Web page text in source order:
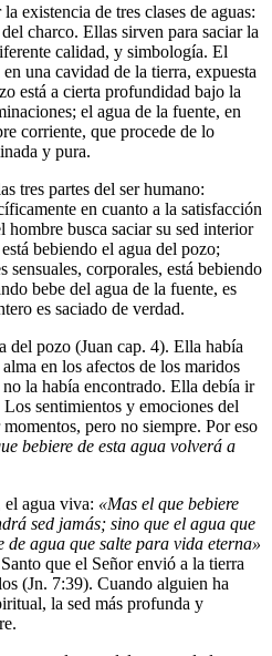
existencia de tres clases de aguas:
charco. Ellas sirven para saciar la
calidad, y simbología. El
una cavidad de la tierra, expuesta
está a cierta profundidad bajo la
el agua de la fuente, en
corriente, que procede de lo
y pura.
tres partes del ser humano:
en cuanto a la satisfacción
hombre busca saciar su sed interior
bebiendo el agua del pozo;
sensuales, corporales, está bebiendo
bebe del agua de la fuente, es
es saciado de verdad.
del pozo (Juan cap. 4). Ella había
en los afectos de los maridos
la había encontrado. Ella debía ir
sentimientos y emociones del
pero no siempre. Por eso
bebiere de esta agua volverá a
agua viva: «Mas el que bebiere
sed jamás; sino que el agua que
de agua que salte para vida eterna»
que el Señor envió a la tierra
(Jn. 7:39). Cuando alguien ha
la sed más profunda y